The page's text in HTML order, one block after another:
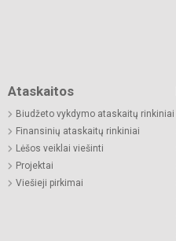
Ataskaitos
Biudžeto vykdymo ataskaitų rinkiniai
Finansinių ataskaitų rinkiniai
Lėšos veiklai viešinti
Projektai
Viešieji pirkimai